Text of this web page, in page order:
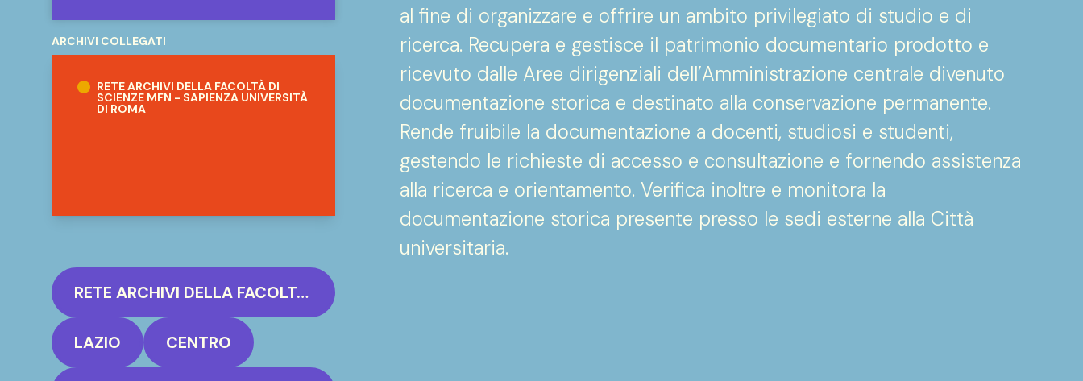
ARCHIVI COLLEGATI
RETE ARCHIVI DELLA FACOLTÀ DI
SCIENZE MFN - SAPIENZA UNIVERSITÀ
DI ROMA
Rete Archivi della Facoltà di Scienze MFN - Sapienza Università di Roma
RETE ARCHIVI DELLA FACOLTÀ DI SCIENZE MFN - SAPIENZA UNIVERSITÀ DI ROMA
LAZIO CENTRO
al fine di organizzare e offrire un ambito privilegiato di studio e di
ricerca. Recupera e gestisce il patrimonio documentario prodotto e
ricevuto dalle Aree dirigenziali dell’Amministrazione centrale divenuto
documentazione storica e destinato alla conservazione permanente.
Rende fruibile la documentazione a docenti, studiosi e studenti,
gestendo le richieste di accesso e consultazione e fornendo assistenza
alla ricerca e orientamento. Verifica inoltre e monitora la
documentazione storica presente presso le sedi esterne alla Città
universitaria.